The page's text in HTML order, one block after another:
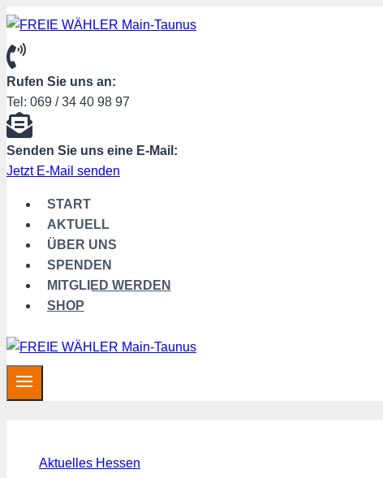
Zum
springen
Rufen Sie uns an:
Tel: 069 / 34 40 98 97
Senden Sie uns eine E-Mail:
Jetzt E-Mail senden
START
AKTUELL
ÜBER UNS
SPENDEN
MITGLIED WERDEN
SHOP
Aktuelles Hessen